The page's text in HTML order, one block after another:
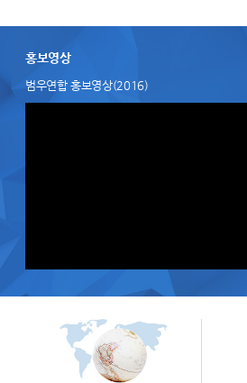
홍보영상
범우연합 홍보영상(2016)